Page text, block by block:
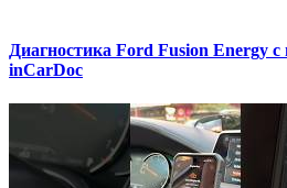
Диагностика Ford Fusion Energy
inCarDoc